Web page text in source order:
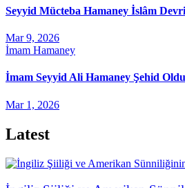
Seyyid Mücteba Hamaney İslâm
Mar 9, 2026
İmam Hamaney
İmam Seyyid Ali Hamaney Şehid Oldu
Mar 1, 2026
Latest